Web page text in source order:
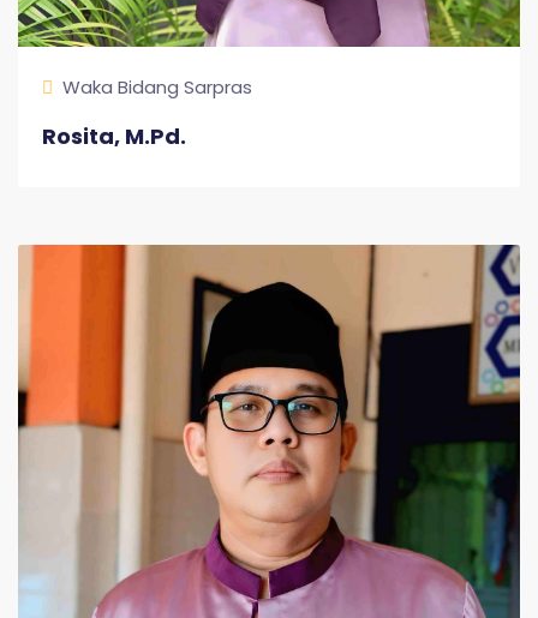
Waka Bidang Sarpras
Rosita, M.Pd.